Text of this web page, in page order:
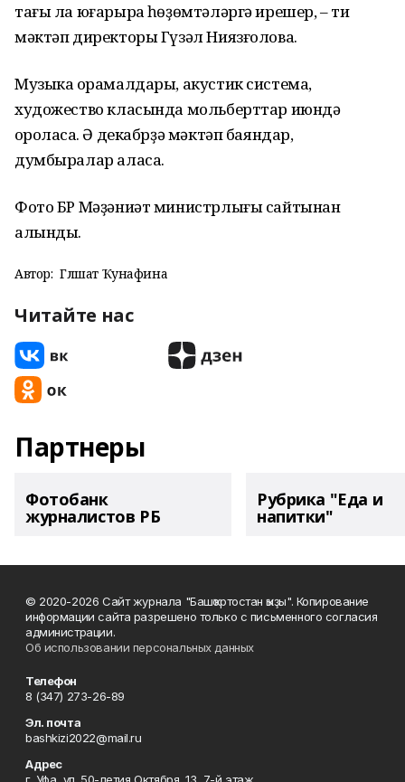
тағы ла юғарыраҡ һөҙөмтәләргә ирешер, – ти
мәктәп директоры Гүзәл Ниязғолова.
Музыка ҡорамалдары, акустик система,
художество класында мольберттар июндә
ҡороласаҡ. Ә декабрҙә мәктәп баяндар,
думбыралар аласаҡ.
Фото БР Мәҙәниәт министрлығы сайтынан
алынды.
Автор: Гөлшат Ҡунафина
Читайте нас
Партнеры
Фотобанк
журналистов РБ
Рубрика "Еда и
напитки"
© 2020-2026 Сайт журнала "Башҡортостан ҡыҙы". Копирование
информации сайта разрешено только с письменного согласия
администрации.
Об использовании персональных данных
Телефон
8 (347) 273-26-89
Эл. почта
bashkizi2022@mail.ru
Адрес